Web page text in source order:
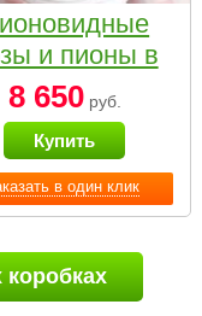
в один клик
и пионы в
коробке
Small
8 650руб.
Купить